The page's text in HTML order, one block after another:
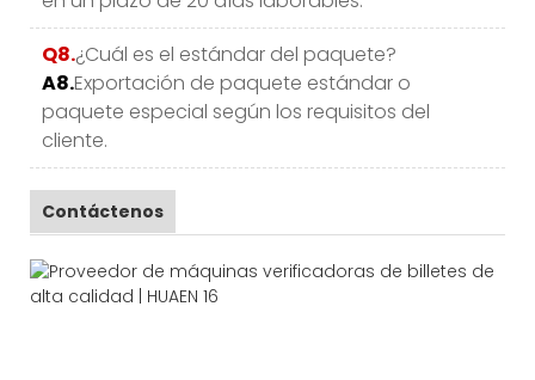
Q8.¿Cuál es el estándar del paquete?
A8.Exportación de paquete estándar o
paquete especial según los requisitos del
cliente.
Contáctenos